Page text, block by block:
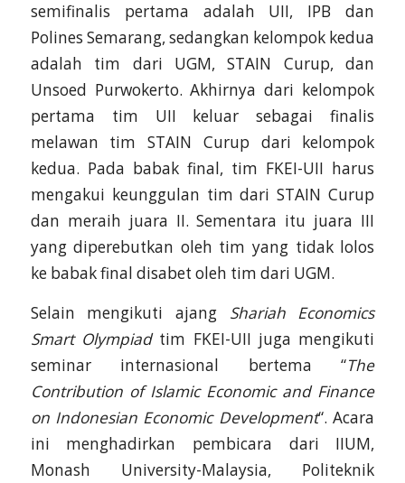
semifinalis pertama adalah UII, IPB dan
Polines Semarang, sedangkan kelompok kedua
adalah tim dari UGM, STAIN Curup, dan
Unsoed Purwokerto. Akhirnya dari kelompok
pertama tim UII keluar sebagai finalis
melawan tim STAIN Curup dari kelompok
kedua. Pada babak final, tim FKEI-UII harus
mengakui keunggulan tim dari STAIN Curup
dan meraih juara II. Sementara itu juara III
yang diperebutkan oleh tim yang tidak lolos
ke babak final disabet oleh tim dari UGM.
Selain mengikuti ajang Shariah Economics
Smart Olympiadtim FKEI-UII juga mengikuti
seminar internasional bertema “The
Contribution of Islamic Economic and Finance
on Indonesian Economic Development“. Acara
ini menghadirkan pembicara dari IIUM,
Monash University-Malaysia, Politeknik